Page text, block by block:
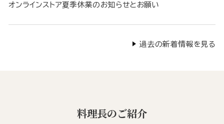
オンラインストア夏季休業のお知らせとお願い
過去の新着情報を見る
料理長のご紹介